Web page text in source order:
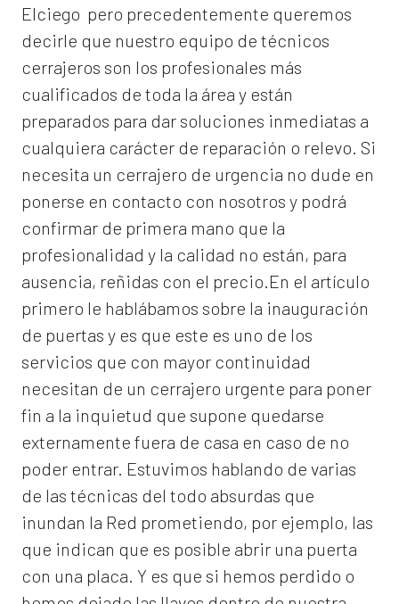
Elciego pero precedentemente queremos
decirle que nuestro equipo de técnicos
cerrajeros son los profesionales más
cualificados de toda la área y están
preparados para dar soluciones inmediatas a
cualquiera carácter de reparación o relevo. Si
necesita un cerrajero de urgencia no dude en
ponerse en contacto con nosotros y podrá
confirmar de primera mano que la
profesionalidad y la calidad no están, para
ausencia, reñidas con el precio.En el artículo
primero le hablábamos sobre la inauguración
de puertas y es que este es uno de los
servicios que con mayor continuidad
necesitan de un cerrajero urgente para poner
fin a la inquietud que supone quedarse
externamente fuera de casa en caso de no
poder entrar. Estuvimos hablando de varias
de las técnicas del todo absurdas que
inundan la Red prometiendo, por ejemplo, las
que indican que es posible abrir una puerta
con una placa. Y es que si hemos perdido o